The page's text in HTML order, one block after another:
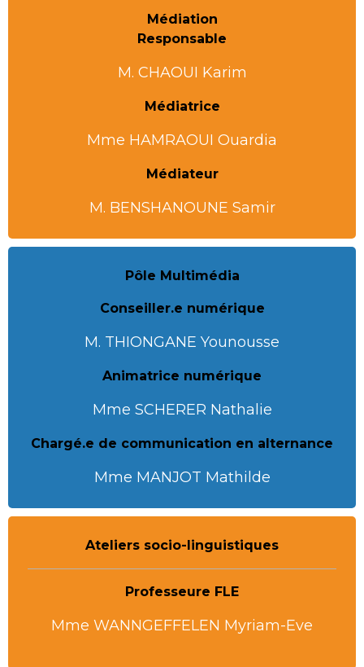
Médiation
Responsable
M. CHAOUI Karim
Médiatrice
Mme HAMRAOUI Ouardia
Médiateur
M. BENSHANOUNE Samir
Pôle Multimédia
Conseiller.e numérique
M. THIONGANE Younousse
Animatrice numérique
Mme SCHERER Nathalie
Chargé.e de communication en alternance
Mme MANJOT Mathilde
Ateliers socio-linguistiques
Professeure FLE
Mme WANNGEFFELEN Myriam-Eve